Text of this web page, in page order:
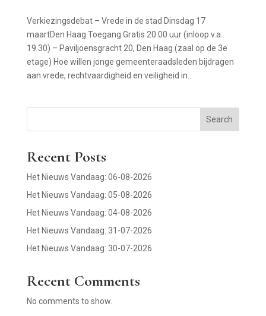
Verkiezingsdebat – Vrede in de stad Dinsdag 17
maartDen Haag Toegang Gratis 20.00 uur (inloop v.a.
19.30) – Paviljoensgracht 20, Den Haag (zaal op de 3e
etage) Hoe willen jonge gemeenteraadsleden bijdragen
aan vrede, rechtvaardigheid en veiligheid in...
Search
Recent Posts
Het Nieuws Vandaag: 06-08-2026
Het Nieuws Vandaag: 05-08-2026
Het Nieuws Vandaag: 04-08-2026
Het Nieuws Vandaag: 31-07-2026
Het Nieuws Vandaag: 30-07-2026
Recent Comments
No comments to show.